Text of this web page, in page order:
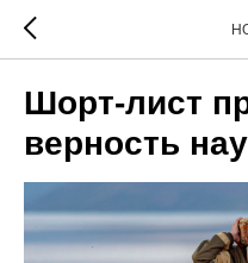
Шорт-лист
верность